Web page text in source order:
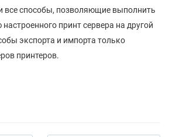
все способы, позволяющие выполнить
принт сервера на другой
экспорта и импорта только
принтеров.